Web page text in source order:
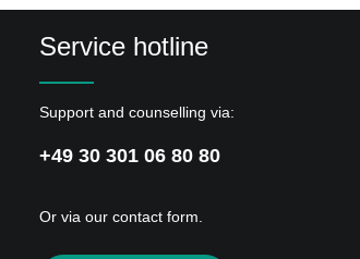
Service hotline
Support and counselling via:
+49 30 301 06 80 80
Or via our contact form.